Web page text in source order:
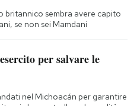
britannico sembra avere capito
se non sei Mamdani
per salvare le
nel Michoacán per garantire